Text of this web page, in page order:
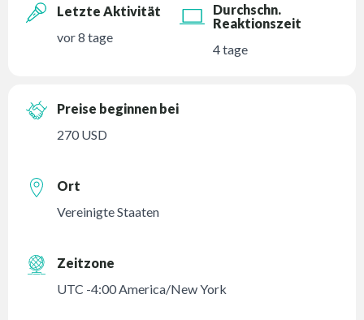
Letzte Aktivität
vor 8 tage
Durchschn.
Reaktionszeit
4 tage
Preise beginnen bei
270 USD
Ort
Vereinigte Staaten
Zeitzone
UTC -4:00 America/New York